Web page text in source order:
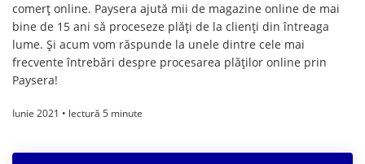
comerț online. Paysera ajută mii de magazine online de mai
bine de 15 ani să proceseze plăți de la clienți din întreaga
lume. Și acum vom răspunde la unele dintre cele mai
frecvente întrebări despre procesarea plăților online prin
Paysera!
Iunie 2021 • lectură 5 minute